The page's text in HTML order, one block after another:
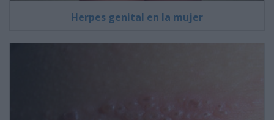
Herpes genital en la mujer